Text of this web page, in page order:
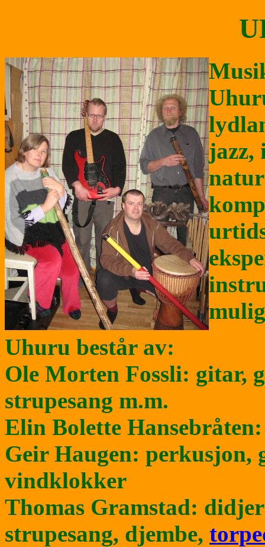
jazz,
Uhuru består av:
Ole Morten Fossli: gitar,
strupesang m.m.
Elin Bolette
Geir Haugen: perkusjon,
vindklokker
Thomas Gramstad:
strupesang, djembe,